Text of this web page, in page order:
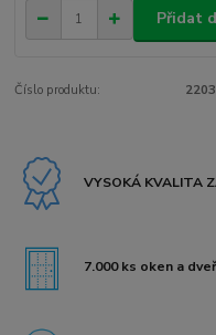
Přidat
Číslo produktu:
VYSOKÁ KVALITA
7.000 ks oken a